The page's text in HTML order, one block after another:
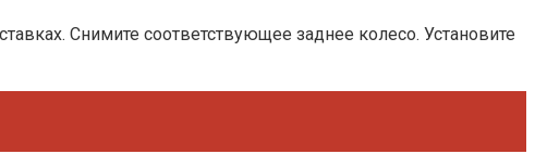
Снимите соответствующее заднее колесо. Установите